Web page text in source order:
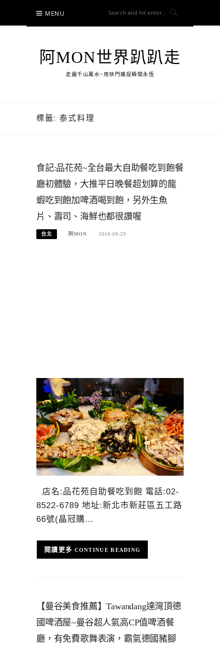
content
MENU
阿MON世界趴趴走
走遍千山萬水~用快門捕捉瞬間永恆
標籤: 泰式料理
食記:品花苑~全台最大自助餐吃到飽餐
廳初體驗，大推平日晚餐超划算的龍
蝦吃到飽加啤酒喝到飽，另外生魚
片、壽司、海鮮也都很讚喔
台北 阿MON 2016-09-29
店名:品花苑自助餐吃到飽 電話:02-
8522-6789 地址:新北市新莊區五工路
66號(晶冠購…
CONTINUE READING
【曼谷美食推薦】Tawandang達灣頂德
國啤酒屋~曼谷超人氣高CP值啤酒餐
廳，有免費歌舞表演，霸氣德國豬腳